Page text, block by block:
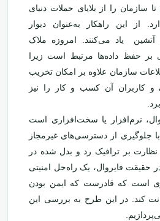
سازمان را از بلایای حملات دنیای
از این راهکار به‌عنوان دیوار
آتشین یاد می‌کنند. امروزه ملاک
حفظ داده‌ها مرتبط است زیرا
سازمان علاوه بر امکان تخریب
و کاربران آن کسب و کار را نیز
نرم‌افزار یا سخت‌افزاری است
جلوگیری از دسترسی‌های غیرمجاز
نظارت بر ترافیک رد و بدل شده در
حقیقت فایروال، یک راه‌حل امنیتی
است که قادرست که ایمن بودن
کند. در این طرح به بررسی این